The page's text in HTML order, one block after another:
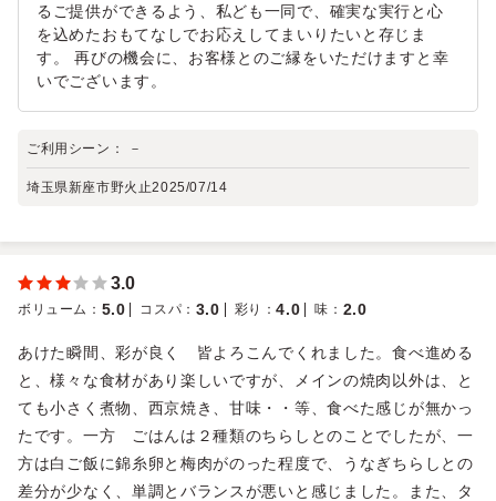
るご提供ができるよう、私ども一同で、確実な実行と心
を込めたおもてなしでお応えしてまいりたいと存じま
す。 再びの機会に、お客様とのご縁をいただけますと幸
いでございます。
ご利用シーン： －
埼玉県新座市野火止2025/07/14
3.0
ボリューム ： 5.0 コスパ ： 3.0 彩り ：4.0 味 ： 2.0
あけた瞬間、彩が良く 皆よろこんでくれました。食べ進める
と、様々な食材があり楽しいですが、メインの焼肉以外は、と
ても小さく煮物、西京焼き、甘味・・等、食べた感じが無かっ
たです。一方 ごはんは２種類のちらしとのことでしたが、一
方は白ご飯に錦糸卵と梅肉がのった程度で、うなぎちらしとの
差分が少なく、単調とバランスが悪いと感じました。また、タ